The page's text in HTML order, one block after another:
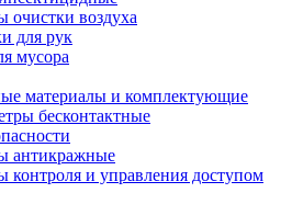
очистки воздуха
для рук
мусора
материалы и комплектующие
бесконтактные
антикражные
контроля и управления доступом